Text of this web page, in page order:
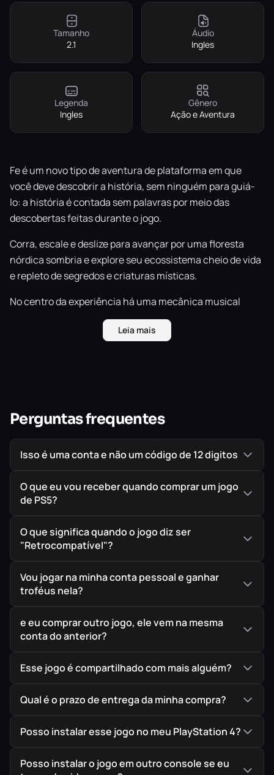
Tamanho
2.1
Áudio
Ingles
Legenda
Ingles
Gênero
Ação e Aventura
Fe é um novo tipo de aventura de plataforma em que
você deve descobrir a história, sem ninguém para guiá-
lo: a história é contada sem palavras por meio das
descobertas feitas durante o jogo.
Corra, escale e deslize para avançar por uma floresta
nórdica sombria e explore seu ecossistema cheio de vida
e repleto de segredos e criaturas místicas.
No centro da experiência há uma mecânica musical
analógica e táctil que permite a fala e a comunicação
com todos os seres vivos da floresta.
derrotar os Silenciosos.
Torne-se Fe e descubra um mundo do qual você nunca
vai querer sair.
IMPORTANTE!
Todos os jogos são ORIGINAIS comprados
diretamente na PlayStation Store, a Loja Oficial da Sony,
garantindo assim a melhor procedência possível para
seu jogo em mídia digital.
Leia mais
Perguntas frequentes
Isso é uma conta e não um código de 12 digitos
O que eu vou receber quando comprar um jogo
de PS5?
O que significa quando o jogo diz ser
"Retrocompatível"?
Vou jogar na minha conta pessoal e ganhar
troféus nela?
e eu comprar outro jogo, ele vem na mesma
conta do anterior?
Esse jogo é compartilhado com mais alguém?
Qual é o prazo de entrega da minha compra?
Posso instalar esse jogo no meu PlayStation 4?
Posso instalar o jogo em outro console se eu